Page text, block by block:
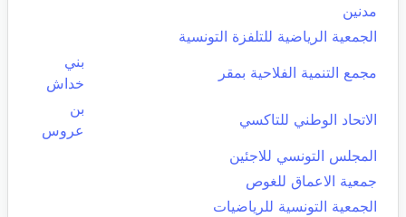
مدنين
الجمعية الرياضية للتلفزة التونسية
مجمع التنمية الفلاحية بمقر
بني
خداش
الاتحاد الوطني للتاكسي
بن
عروس
المجلس التونسي للاجئين
جمعية الاعماق للغوص
الجمعية التونسية للرياضيات